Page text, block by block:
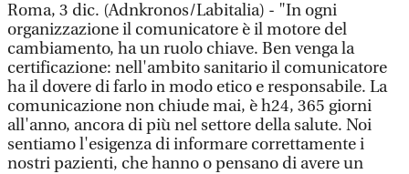
Roma, 3 dic. (Adnkronos/Labitalia) - "In ogni
organizzazione il comunicatore è il motore del
cambiamento, ha un ruolo chiave. Ben venga la
certificazione: nell'ambito sanitario il comunicatore
ha il dovere di farlo in modo etico e responsabile. La
comunicazione non chiude mai, è h24, 365 giorni
all'anno, ancora di più nel settore della salute. Noi
sentiamo l'esigenza di informare correttamente i
nostri pazienti, che hanno o pensano di avere un